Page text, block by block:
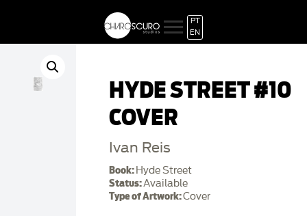
PT
EN
HYDE STREET #10
COVER
Ivan Reis
Book: Hyde Street
Status:Available
Type of Artwork:Cover